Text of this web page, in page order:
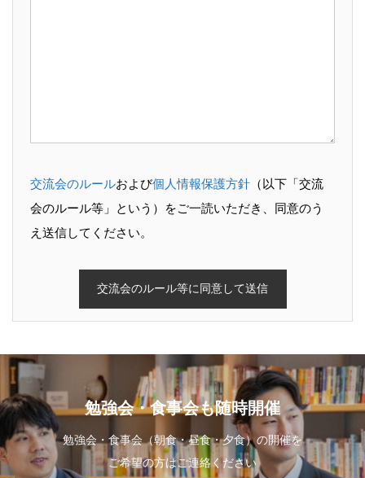
交流会のルールおよび個人情報保護方針 （以下「交流
会のルール等」という）をご一読いただき、同意のう
え送信してください。
勉強会・食事会も随時開催
勉強会・食事会（朝食・昼食・夕食）の開催を
ご希望の方はご連絡ください